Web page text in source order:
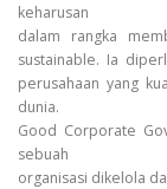
keharusan
dalam rangka
sustainable. Ia
perusahaan yang
dunia.
Good Corporate
sebuah
organisasi dikelola